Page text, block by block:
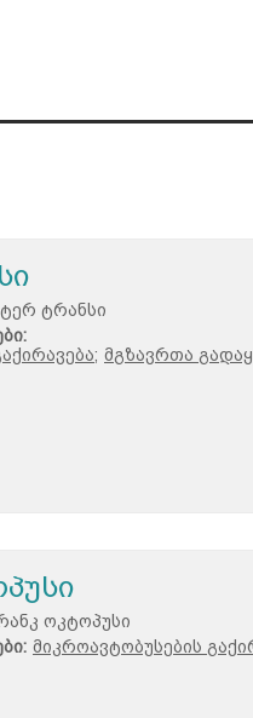
ტრანსი
მგზავრთა
ოკტოპუსი
მიკროავტობუსების